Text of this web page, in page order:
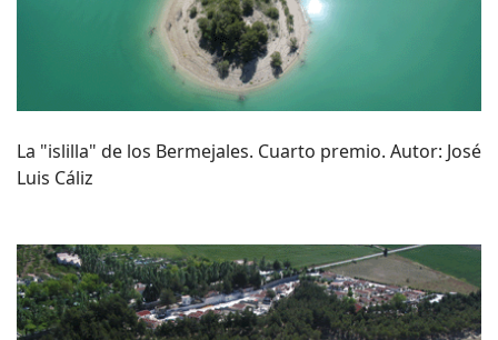
La "islilla" de los Bermejales. Cuarto premio. Autor: José
Luis Cáliz